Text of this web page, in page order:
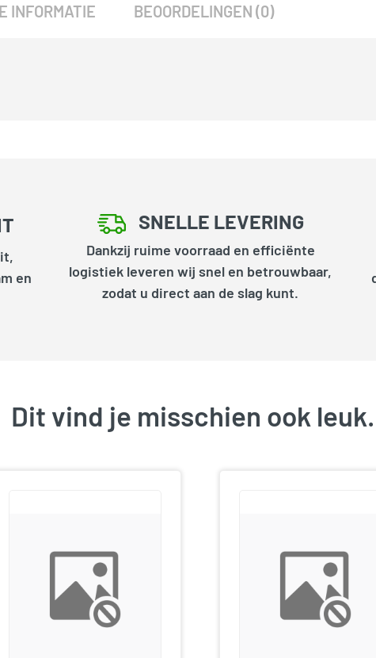
INFORMATIE BEOORDELINGEN (0)
en
SNELLE LEVERING
Dankzij ruime voorraad en efficiënte
logistiek leveren wij snel en betrouwbaar,
zodat u direct aan de slag kunt.
Dit vind je misschien ook